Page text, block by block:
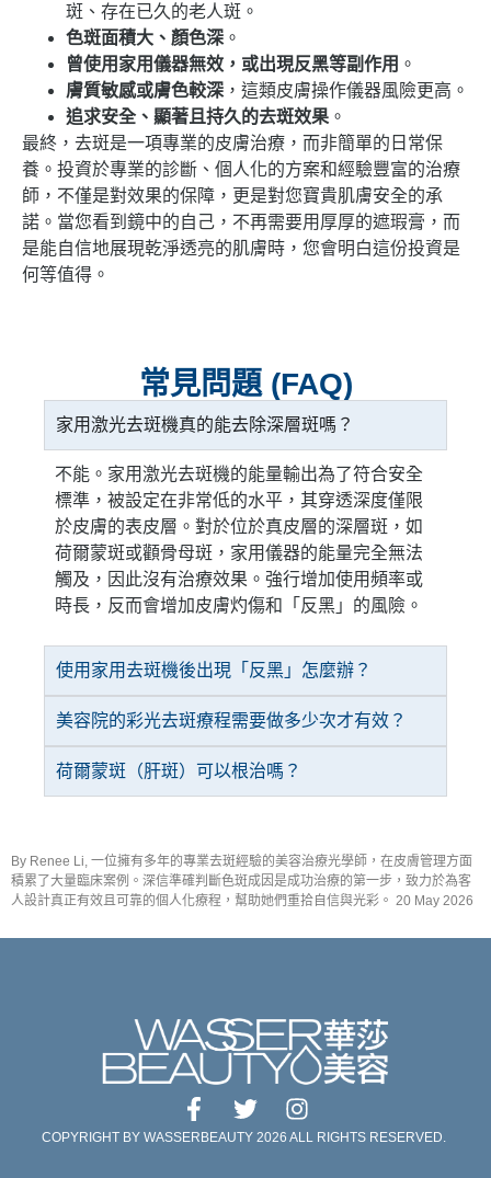
斑、存在已久的老人斑。
色斑面積大、顏色深 。
曾使用家用儀器無效，或出現反黑等副作用 。
膚質敏感或膚色較深 ，這類皮膚操作儀器風險更高。
追求安全、顯著且持久的去斑效果 。
最終，去斑是一項專業的皮膚治療，而非簡單的日常保
養。投資於專業的診斷、個人化的方案和經驗豐富的治療
師，不僅是對效果的保障，更是對您寶貴肌膚安全的承
諾。當您看到鏡中的自己，不再需要用厚厚的遮瑕膏，而
是能自信地展現乾淨透亮的肌膚時，您會明白這份投資是
何等值得。
常見問題 (FAQ)
家用激光去斑機真的能去除深層斑嗎？
不能。家用激光去斑機的能量輸出為了符合安全
標準，被設定在非常低的水平，其穿透深度僅限
於皮膚的表皮層。對於位於真皮層的深層斑，如
荷爾蒙斑或顴骨母斑，家用儀器的能量完全無法
觸及，因此沒有治療效果。強行增加使用頻率或
時長，反而會增加皮膚灼傷和「反黑」的風險。
使用家用去斑機後出現「反黑」怎麼辦？
美容院的彩光去斑療程需要做多少次才有效？
荷爾蒙斑（肝斑）可以根治嗎？
By Renee Li, 一位擁有多年的專業去斑經驗的美容治療光學師，在皮膚管理方面
積累了大量臨床案例。深信準確判斷色斑成因是成功治療的第一步，致力於為客
人設計真正有效且可靠的個人化療程，幫助她們重拾自信與光彩。 20 May 2026
COPYRIGHT BY WASSERBEAUTY 2026 ALL RIGHTS RESERVED.